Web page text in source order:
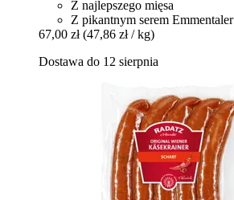
Z najlepszego mięsa
Z pikantnym serem Emmentaler
67,00 zł (47,86 zł / kg)
Dostawa do 12 sierpnia